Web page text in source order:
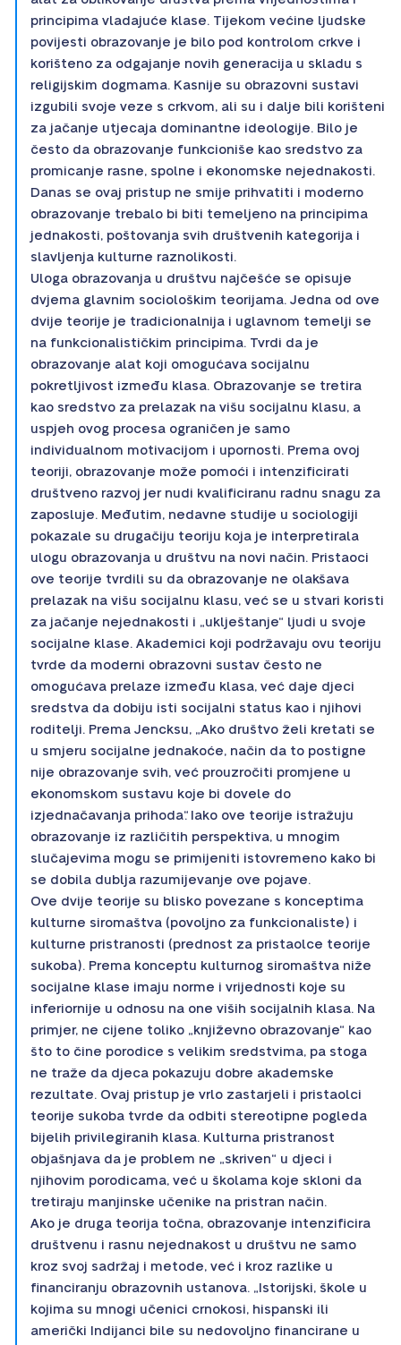
principima vladajuće klase. Tijekom većine ljudske
povijesti obrazovanje je bilo pod kontrolom crkve i
korišteno za odgajanje novih generacija u skladu s
religijskim dogmama. Kasnije su obrazovni sustavi
izgubili svoje veze s crkvom, ali su i dalje bili korišteni
za jačanje utjecaja dominantne ideologije. Bilo je
često da obrazovanje funkcioniše kao sredstvo za
promicanje rasne, spolne i ekonomske nejednakosti.
Danas se ovaj pristup ne smije prihvatiti i moderno
obrazovanje trebalo bi biti temeljeno na principima
jednakosti, poštovanja svih društvenih kategorija i
slavljenja kulturne raznolikosti.
Uloga obrazovanja u društvu najčešće se opisuje
dvjema glavnim sociološkim teorijama. Jedna od ove
dvije teorije je tradicionalnija i uglavnom temelji se
na funkcionalističkim principima. Tvrdi da je
obrazovanje alat koji omogućava socijalnu
pokretljivost između klasa. Obrazovanje se tretira
kao sredstvo za prelazak na višu socijalnu klasu, a
uspjeh ovog procesa ograničen je samo
individualnom motivacijom i upornosti. Prema ovoj
teoriji, obrazovanje može pomoći i intenzificirati
društveno razvoj jer nudi kvalificiranu radnu snagu za
zaposluje. Međutim, nedavne studije u sociologiji
pokazale su drugačiju teoriju koja je interpretirala
ulogu obrazovanja u društvu na novi način. Pristaoci
ove teorije tvrdili su da obrazovanje ne olakšava
prelazak na višu socijalnu klasu, već se u stvari koristi
za jačanje nejednakosti i „uklještanje“ ljudi u svoje
socijalne klase. Akademici koji podržavaju ovu teoriju
tvrde da moderni obrazovni sustav često ne
omogućava prelaze između klasa, već daje djeci
sredstva da dobiju isti socijalni status kao i njihovi
roditelji. Prema Jencksu, „Ako društvo želi kretati se
u smjeru socijalne jednakoće, način da to postigne
nije obrazovanje svih, već prouzročiti promjene u
ekonomskom sustavu koje bi dovele do
izjednačavanja prihoda“. Iako ove teorije istražuju
obrazovanje iz različitih perspektiva, u mnogim
slučajevima mogu se primijeniti istovremeno kako bi
se dobila dublja razumijevanje ove pojave.
Ove dvije teorije su blisko povezane s konceptima
kulturne siromaštva (povoljno za funkcionaliste) i
kulturne pristranosti (prednost za pristaolce teorije
sukoba). Prema konceptu kulturnog siromaštva niže
socijalne klase imaju norme i vrijednosti koje su
inferiornije u odnosu na one viših socijalnih klasa. Na
primjer, ne cijene toliko „književno obrazovanje“ kao
što to čine porodice s velikim sredstvima, pa stoga
ne traže da djeca pokazuju dobre akademske
rezultate. Ovaj pristup je vrlo zastarjeli i pristaolci
teorije sukoba tvrde da odbiti stereotipne pogleda
bijelih privilegiranih klasa. Kulturna pristranost
objašnjava da je problem ne „skriven“ u djeci i
njihovim porodicama, već u školama koje skloni da
tretiraju manjinske učenike na pristran način.
Ako je druga teorija točna, obrazovanje intenzificira
društvenu i rasnu nejednakost u društvu ne samo
kroz svoj sadržaj i metode, već i kroz razlike u
financiranju obrazovnih ustanova. „Istorijski, škole u
kojima su mnogi učenici crnokosi, hispanski ili
američki Indijanci bile su nedovoljno financirane u